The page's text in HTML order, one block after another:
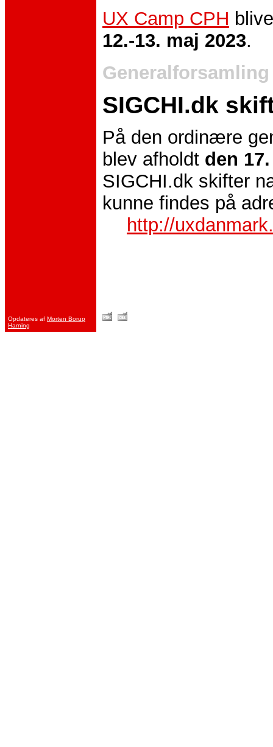
UX Camp CPH
12.-13. maj 2023.
SIGCHI.dk
På den ordinære
blev afholdt den
SIGCHI.dk skifter
kunne findes på
http://
Opdateres af Morten Borup
Harning